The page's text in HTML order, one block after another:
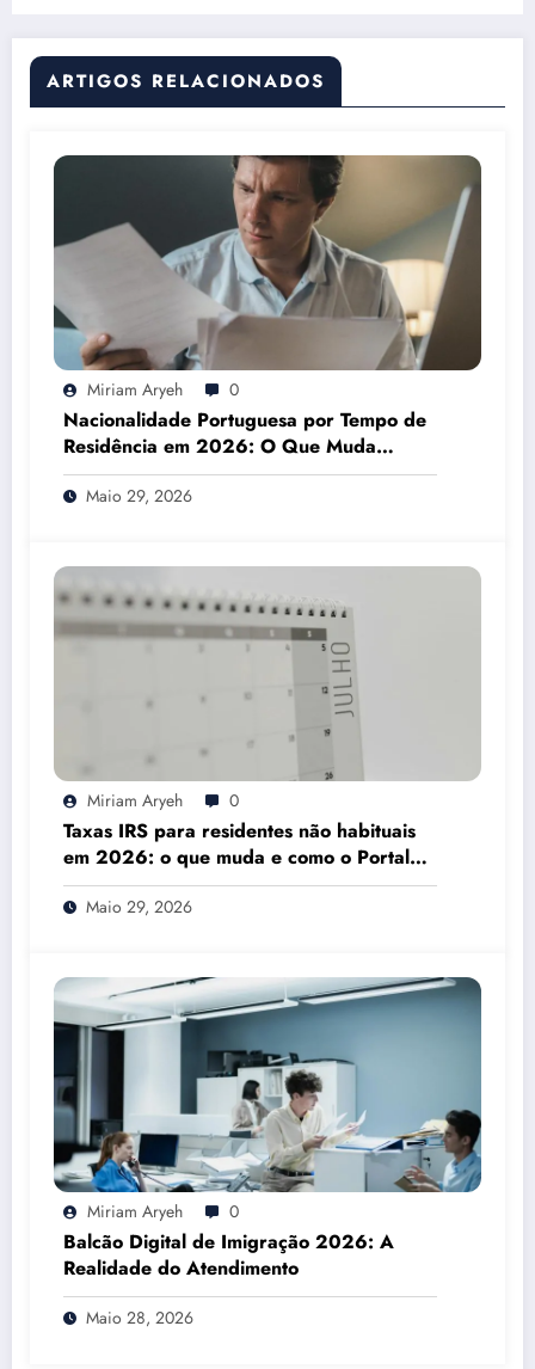
ARTIGOS RELACIONADOS
Miriam Aryeh 0
Nacionalidade Portuguesa por Tempo de
Residência em 2026: O Que Muda
Mesmo
Maio 29, 2026
Miriam Aryeh 0
Taxas IRS para residentes não habituais
em 2026: o que muda e como o Portal
das Finanças pode ajudar
Maio 29, 2026
Miriam Aryeh 0
Balcão Digital de Imigração 2026: A
Realidade do Atendimento
Maio 28, 2026